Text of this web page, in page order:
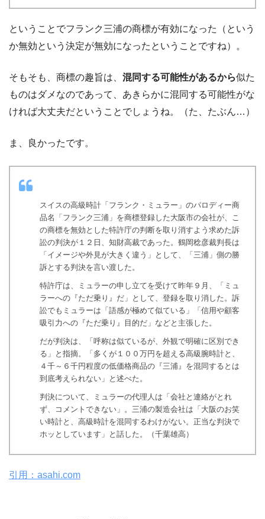
ということでフランク三浦の商標が有効になった（という
か無効という決定が無効になったということですね）。
そもそも、商標の趣旨は、 混同する可能性があるから似た
ものはダメなのであって、あきらかに混同する可能性がな
ければ大丈夫だということでしょうね。（た、たぶん…）
ま、良かったです。
スイスの高級時計「フランク・ミュラー」のパロディー商
品名「フランク三浦」を商標登録した大阪市の会社が、こ
の商標を無効とした特許庁の判断を取り消すよう求めた訴
訟の判決が１２日、知財高裁であった。鶴岡稔彦裁判長は
「イメージや外見が大きく違う」として、「三浦」側の勝
訴とする判決を言い渡した。
特許庁は、ミュラーの申し立てを受けて昨年９月、「ミュ
ラーへの『ただ乗り』だ」として、登録を取り消した。訴
訟でもミュラーは「語感が極めて似ている」「信用や顧客
吸引力への『ただ乗り』目的だ」などと主張した。
だが判決は、「呼称は似ているが、外観で明確に区別でき
る」と指摘。「多くが１００万円を超える高級腕時計と、
４千～６千円程度の低価格商品の『三浦』を混同するとは
到底考えられない」と述べた。
判決について、ミュラーの代理人は「会社と連絡がとれ
ず、コメントできない」。三浦の製造会社は「大阪のお笑
い時計と、高級時計を混同するわけがない。正当な判決で
ホッとしています」と話した。（千葉雄高）
引用：asahi.com